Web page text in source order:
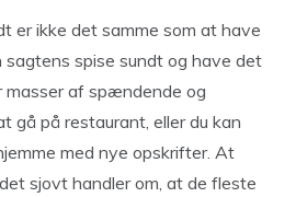
er ikke det samme som at have
sagtens spise sundt og have det
masser af spændende og
gå på restaurant, eller du kan
med nye opskrifter. At
sjovt handler om, at de fleste